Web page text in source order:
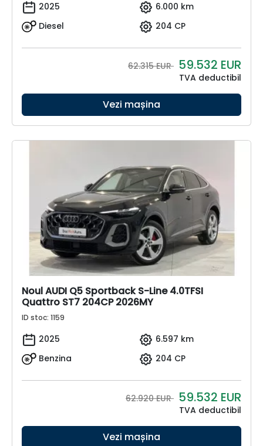
2025
6.000 km
Diesel
204 CP
62.315 EUR 59.532 EUR
TVA deductibil
Vezi mașina
Noul AUDI Q5 Sportback S-Line 4.0TFSI
Quattro ST7 204CP 2026MY
ID stoc: 1159
2025
6.597 km
Benzina
204 CP
62.920 EUR 59.532 EUR
TVA deductibil
Vezi mașina